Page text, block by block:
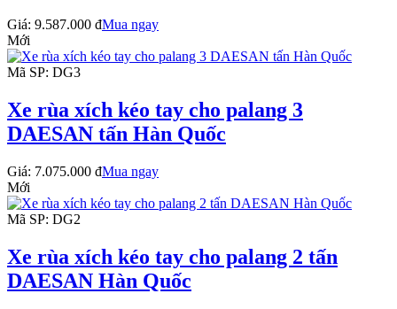
Giá: 9.587.000 đMua ngay
Mới
Mã SP: DG3
Xe rùa xích kéo tay cho palang 3
DAESAN tấn Hàn Quốc
Giá: 7.075.000 đMua ngay
Mới
Mã SP: DG2
Xe rùa xích kéo tay cho palang 2 tấn
DAESAN Hàn Quốc